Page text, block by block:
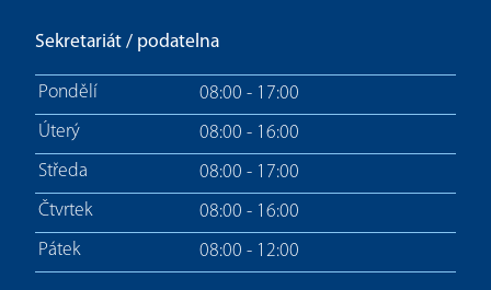
Sekretariát / podatelna
Pondělí 08:00 - 17:00
Úterý 08:00 - 16:00
Středa 08:00 - 17:00
Čtvrtek 08:00 - 16:00
Pátek 08:00 - 12:00